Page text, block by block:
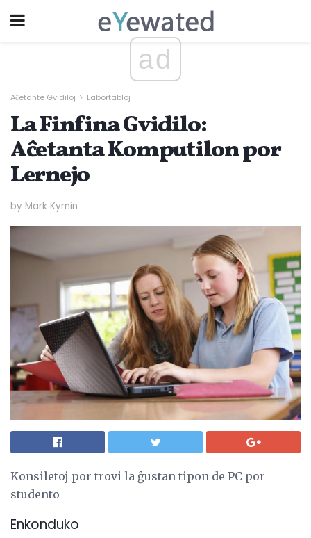
ad
Aĉetante Gvidiloj Labortabloj
La Finfina Gvidilo:
Aĉetanta Komputilon por
Lernejo
by Mark Kyrnin
Konsiletoj por trovi la ĝustan tipon de PC por
studento
Enkonduko